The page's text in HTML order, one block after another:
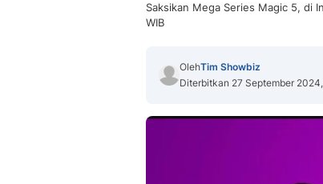
Saksikan Mega Series Magic 5, di
WIB
OlehTim Showbiz
Diterbitkan 27 September